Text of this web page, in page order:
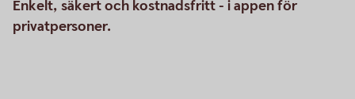
Enkelt, säkert och kostnadsfritt - i appen för
privatpersoner.